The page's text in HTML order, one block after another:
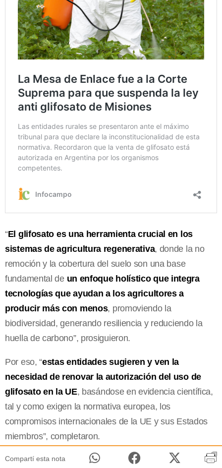
“El glifosato es una herramienta crucial en los
sistemas de agricultura regenerativa, donde la no
remoción y la cobertura del suelo son una base
fundamental de un enfoque holístico que integra
tecnologías que ayudan a los agricultores a
producir más con menos, promoviendo la
biodiversidad, generando resiliencia y reduciendo la
huella de carbono”, prosiguieron.
Por eso, “estas entidades sugieren y ven la
necesidad de renovar la autorización del uso de
glifosato en la UE, basándose en evidencia científica,
tal y como exigen la normativa europea, los
compromisos internacionales de la UE y sus Estados
miembros”, completaron.
Compartí esta nota